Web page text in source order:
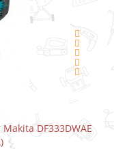
DF333DWAE